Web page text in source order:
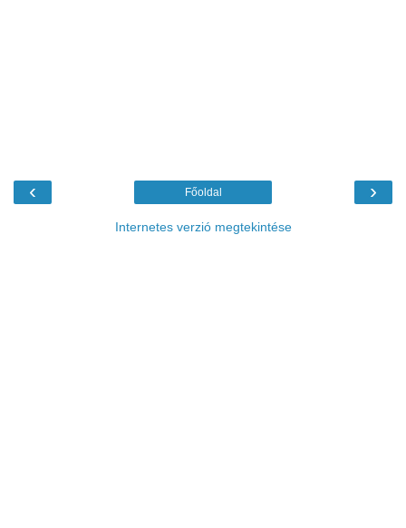
‹ ›
Főoldal
Internetes verzió megtekintése